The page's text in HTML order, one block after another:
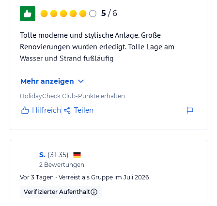
Hoteliers-/Veranstalter-/Kataloginformationen. Alle Angaben
ohne Gewähr und ohne Prüfung durch HolidayCheck. Bitte
jeweiligen Veranstalters.
5 / 6
Tolle moderne und stylische Anlage. Große
Renovierungen wurden erledigt. Tolle Lage am
Wasser und Strand fußläufig
Mehr anzeigen
HolidayCheck Club-Punkte erhalten
Hilfreich Teilen
S. (31-35)
2 Bewertungen
Vor 3 Tagen • Verreist als Gruppe im Juli 2026
Verifizierter Aufenthalt